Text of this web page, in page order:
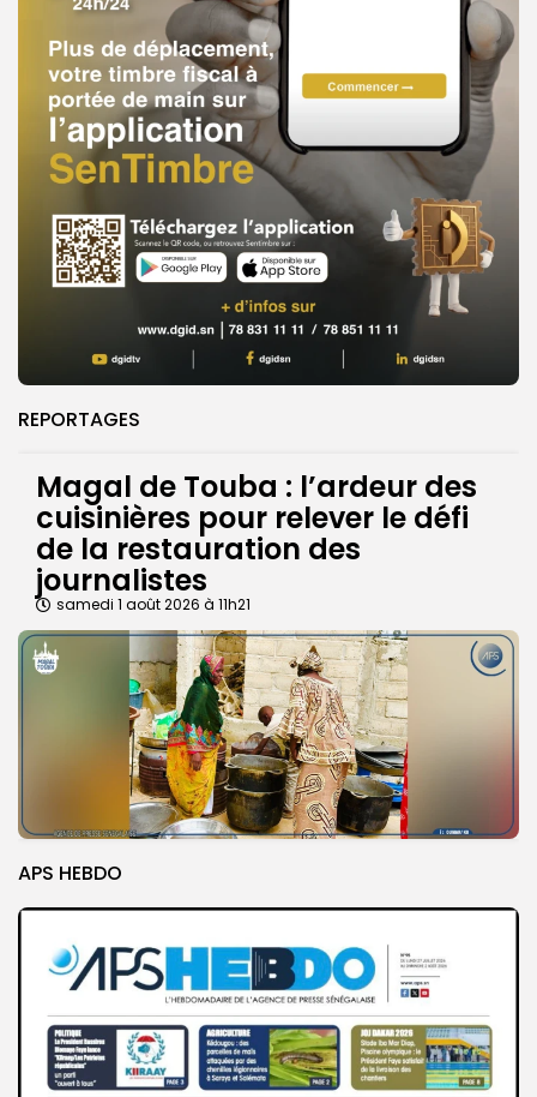
REPORTAGES
Magal de Touba : l’ardeur des
cuisinières pour relever le défi
de la restauration des
journalistes
samedi 1 août 2026 à 11h21
APS HEBDO